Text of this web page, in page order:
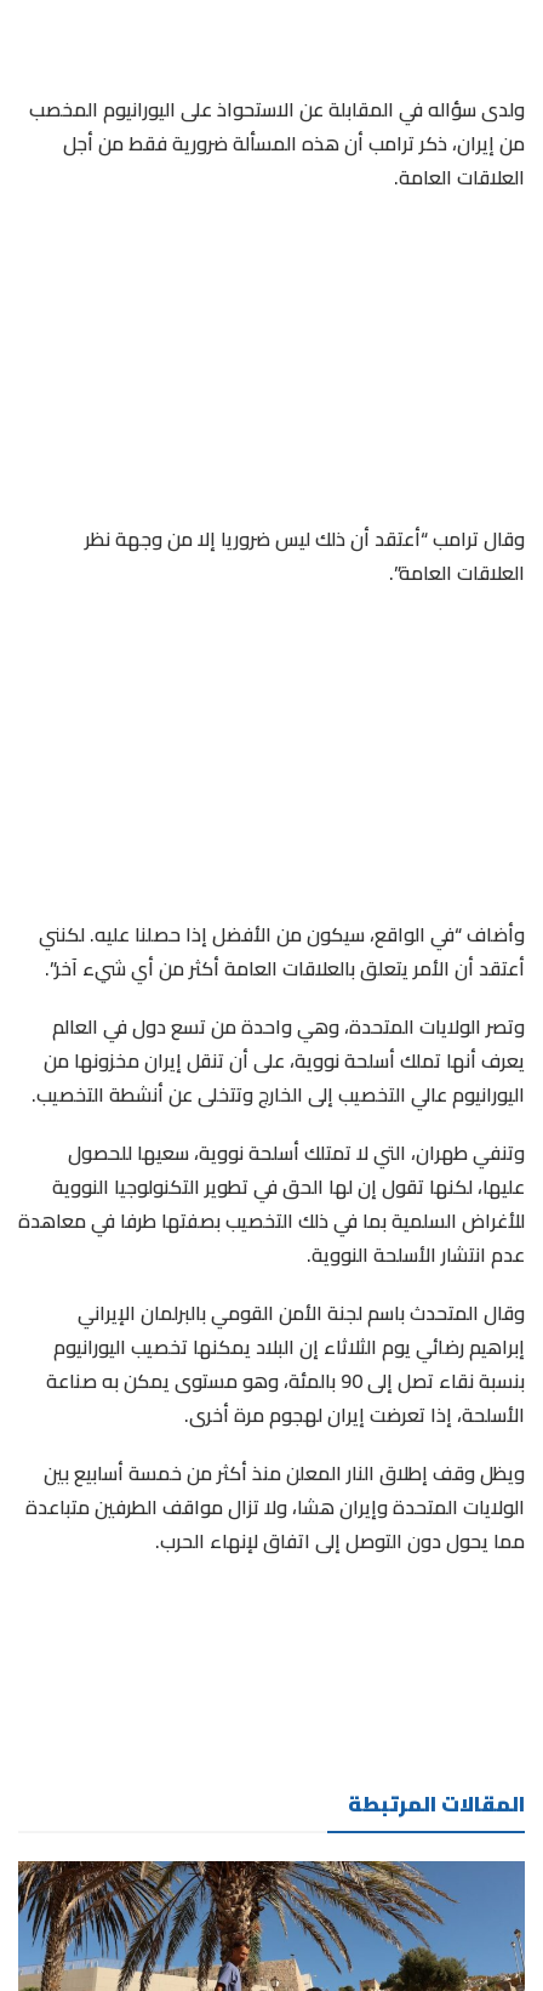
ولدى سؤاله في المقابلة ⁠عن الاستحواذ على اليورانيوم المخصب
من إيران، ذكر ترامب ​أن هذه المسألة ضرورية فقط من أجل
العلاقات العامة.
وقال ترامب “أعتقد ​أن ذلك ليس ضروريا إلا من وجهة نظر
العلاقات العامة”.
وأضاف “في الواقع، سيكون من الأفضل إذا حصلنا عليه. لكنني
أعتقد أن الأمر يتعلق بالعلاقات ​العامة أكثر من أي شيء آخر”.
وتصر الولايات المتحدة، وهي واحدة ​من تسع دول في العالم
يعرف أنها تملك أسلحة نووية، على أن ‌تنقل ⁠إيران مخزونها من
اليورانيوم عالي التخصيب إلى الخارج وتتخلى عن أنشطة التخصيب.
وتنفي طهران، التي لا تمتلك أسلحة نووية، سعيها للحصول
عليها، لكنها تقول إن لها الحق في تطوير التكنولوجيا ​النووية
للأغراض السلمية ​بما في ⁠ذلك التخصيب بصفتها طرفا في معاهدة
عدم انتشار الأسلحة النووية.
وقال المتحدث باسم لجنة الأمن القومي ​بالبرلمان الإيراني
إبراهيم رضائي يوم الثلاثاء إن البلاد ​يمكنها ⁠تخصيب اليورانيوم
بنسبة نقاء تصل إلى 90 بالمئة، وهو مستوى يمكن به صناعة
الأسلحة، إذا تعرضت إيران لهجوم مرة أخرى.
ويظل وقف ⁠إطلاق ​النار المعلن منذ أكثر من خمسة ​أسابيع بين
الولايات المتحدة وإيران هشا، ولا تزال مواقف الطرفين متباعدة
مما يحول ​دون التوصل إلى اتفاق لإنهاء الحرب.
المقالات المرتبطة